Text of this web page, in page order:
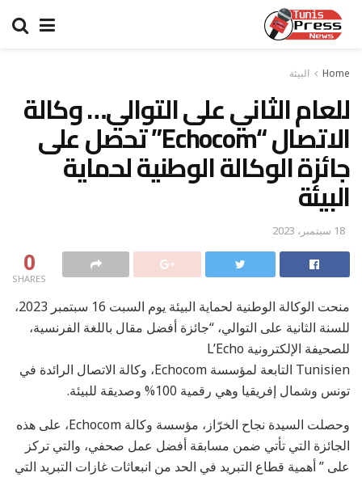
Home البيئة
للعام الثاني على التوالي… وكالة
الاتصال “Echocom” تحصل على
جائزة الوكالة الوطنية لحماية
البيئة
18 سبتمبر، 2023
0
SHARES
منحت الوكالة الوطنية لحماية البيئة يوم السبت 16 سبتمبر 2023،
للسنة الثانية على التوالي، “جائزة أفضل مقال باللغة الفرنسية،
للصحيفة الإلكترونية L’Echo
Tunisien التابعة لمؤسسة Echocom، وكالة الاتصال الرائدة في
تونس وشمال إفريقيا وهي رقمية 100% وصديقة للبيئة.
وحصلت السيدة نجاح الخرّاز، مؤسسة وكالة Echocom، على هذه
الجائزة التي تأتي ضمن مسابقة أفضل عمل صحفي، والتي تركز
على ” أهمية قطاع التبريد في الحد من انبعاثات غازات التبريد التي